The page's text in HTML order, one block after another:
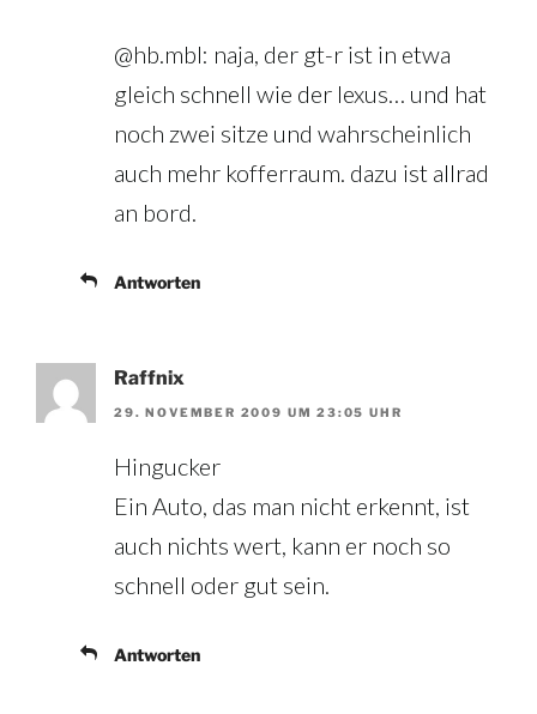
@hb.mbl: naja, der gt-r ist in etwa
gleich schnell wie der lexus… und hat
noch zwei sitze und wahrscheinlich
auch mehr kofferraum. dazu ist allrad
an bord.
Antworten
Raffnix
29. NOVEMBER 2009 UM 23:05 UHR
Hingucker
Ein Auto, das man nicht erkennt, ist
auch nichts wert, kann er noch so
schnell oder gut sein.
Antworten